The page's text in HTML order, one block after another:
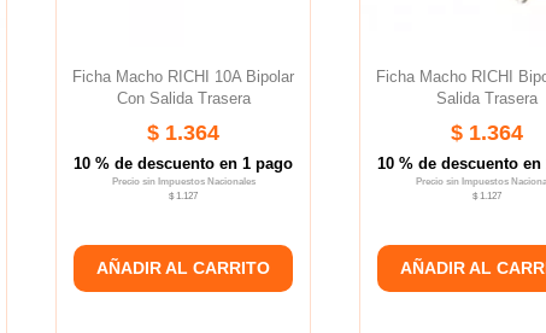
Ficha Macho RICHI 10A Bipolar
Con Salida Trasera
$ 1.364
10 % de descuento en 1 pago
Precio sin Impuestos Nacionales
$ 1.127
AÑADIR AL CARRITO
Ficha Macho RICHI
Salida Trasera
$ 1.364
10 % de descuento en
Precio sin Impuestos
$ 1.127
AÑADIR AL